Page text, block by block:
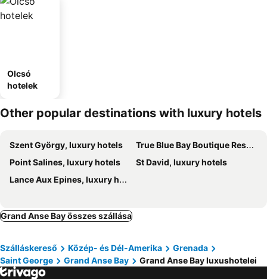
Olcsó
hotelek
Other popular destinations with luxury hotels
Szent György, luxury hotels
True Blue Bay Boutique Resort, luxury hotels
Point Salines, luxury hotels
St David, luxury hotels
Lance Aux Epines, luxury hotels
Grand Anse Bay összes szállása
Szálláskereső Közép- és Dél-Amerika
Grenada
Saint George
Grand Anse Bay Grand Anse Bay luxushotelei